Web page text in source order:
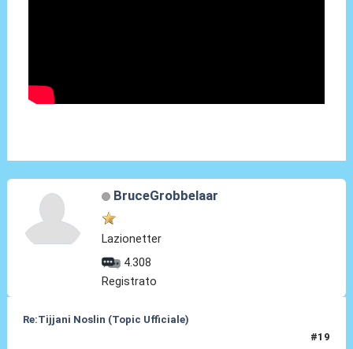
BruceGrobbelaar
Lazionetter
4.308
Registrato
Re:Tijjani Noslin (Topic Ufficiale)
#19